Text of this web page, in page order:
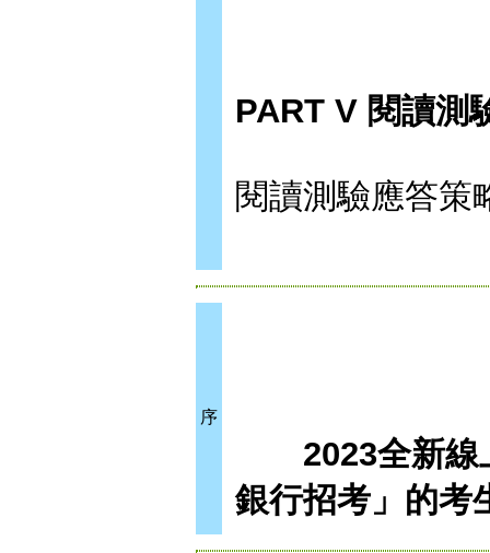
PART V 閱讀測
閱讀測驗應答策
序
2023全新線
銀行招考」的考